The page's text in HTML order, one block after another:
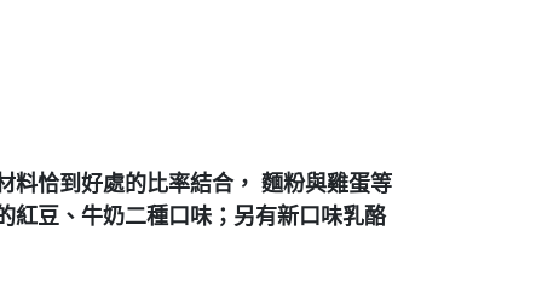
料恰到好處的比率結合， 麵粉與雞蛋等
紅豆、牛奶二種口味；另有新口味乳酪